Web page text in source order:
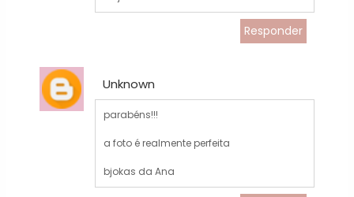
Responder
Unknown
parabéns!!!
a foto é realmente perfeita
bjokas da Ana